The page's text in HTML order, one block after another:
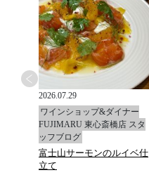
2026.07.29
ワインショップ&ダイナー
FUJIMARU 東心斎橋店 スタ
ッフブログ
富士山サーモンのルイベ仕
立て